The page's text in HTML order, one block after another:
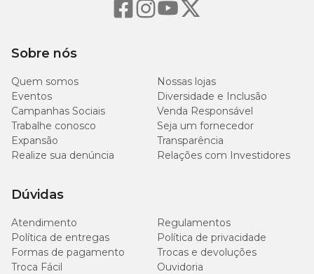
Sobre nós
Quem somos
Nossas lojas
Eventos
Diversidade e Inclusão
Campanhas Sociais
Venda Responsável
Trabalhe conosco
Seja um fornecedor
Expansão
Transparência
Realize sua denúncia
Relações com Investidores
Dúvidas
Atendimento
Regulamentos
Política de entregas
Política de privacidade
Formas de pagamento
Trocas e devoluções
Troca Fácil
Ouvidoria